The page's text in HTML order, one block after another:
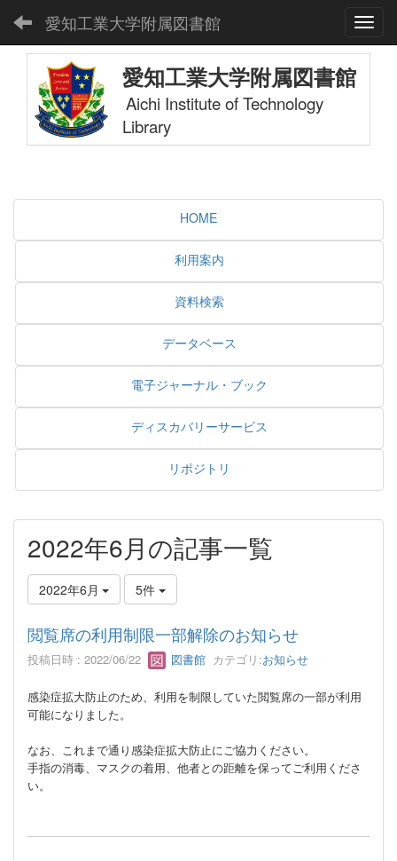
愛知工業大学附属図書館
愛知工業大学附属図書館
Aichi Institute of Technology
Library
HOME
利用案内
資料検索
データベース
電子ジャーナル・ブック
ディスカバリーサービス
リポジトリ
2022年6月の記事一覧
2022年6月 5件
閲覧席の利用制限一部解除のお知らせ
投稿日時 : 2022/06/22 図書館 カテゴリ:お知らせ
感染症拡大防止のため、利用を制限していた閲覧席の一部が利用
可能になりました。
なお、これまで通り感染症拡大防止にご協力ください。
手指の消毒、マスクの着用、他者との距離を保ってご利用くださ
い。